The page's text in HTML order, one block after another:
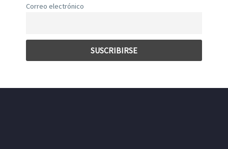
Correo electrónico